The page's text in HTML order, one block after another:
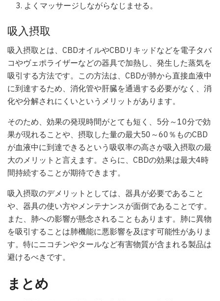
よくマッサージしながらなじませる。
吸入摂取
吸入摂取とは、CBDオイルやCBDリキッドなどを電子タバ
コやヴェポライザーなどの器具で加熱し、発生した蒸気を
吸引する方法です。この方法は、CBDが肺から直接血液中
に到達するため、消化管や肝臓を通過する必要がなく、消
化や分解されにくいというメリットがあります。
そのため、効果の発現時間がとても短く、5分～10分で効
果が現れることや、摂取した量の最大50～60％ものCBD
が血液中に到達できるという吸収率の高さが吸入摂取の最
大のメリットと言えます。さらに、CBDの効果は最大4時
間持続することが期待できます。
吸入摂取のデメリットとしては、器具が必要であること
や、器具の使い方やメンテナンスが面倒であることです。
また、肺への影響が懸念されることもあります。肺に異物
を吸引することは肺機能に悪影響を及ぼす可能性がありま
す。特にニコチンやタールなど有害物質が含まれる製品は
避けるべきです。
まとめ